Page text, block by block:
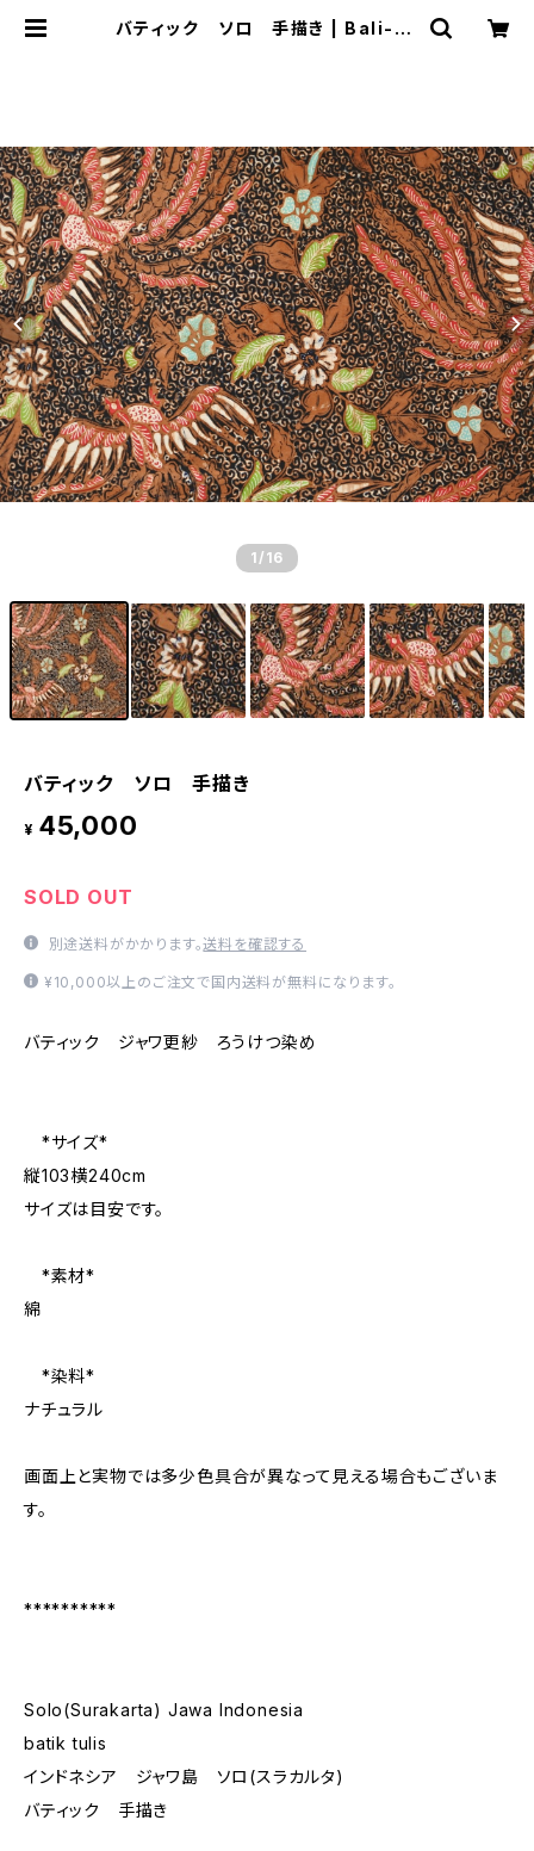
バティック ソロ 手描き | Bali-mi
1 /16
バティック ソロ 手描き
¥ 45,000
SOLD OUT
別途送料がかかります。送料を確認する
¥10,000以上のご注文で国内送料が無料になります。
バティック ジャワ更紗 ろうけつ染め
*サイズ*
縦103横240cm
サイズは目安です。
*素材*
綿
*染料*
ナチュラル
画面上と実物では多少色具合が異なって見える場合もございま
す。
**********
Solo(Surakarta) Jawa Indonesia
batik tulis
インドネシア ジャワ島 ソロ(スラカルタ)
バティック 手描き